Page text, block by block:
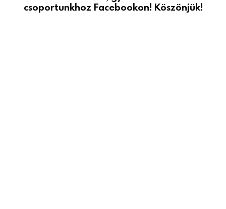
csoportunkhoz Facebookon! Köszönjük!